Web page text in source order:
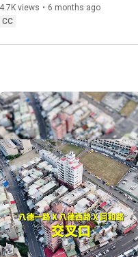
開價９９８萬｜近高樹市集．
高樹國中．高樹國小｜國道十
交流道
4.7K views • 6 months ago
CC